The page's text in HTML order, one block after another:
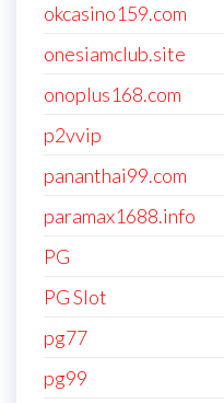
okcasino159.com
onesiamclub.site
onoplus168.com
p2vvip
pananthai99.com
paramax1688.info
PG
PG Slot
pg77
pg99